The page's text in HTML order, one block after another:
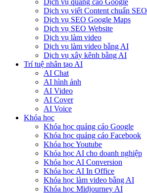
Dịch vụ quảng cáo Google
Dịch vụ viết Content chuẩn SEO
Dịch vụ SEO Google Maps
Dịch vụ SEO Website
Dịch vụ làm video
Dịch vụ làm video bằng AI
Dịch vụ xây kênh bằng AI
Trí tuệ nhân tạo AI
AI Chat
AI hình ảnh
AI Video
AI Cover
AI Voice
Khóa học
Khóa học quảng cáo Google
Khóa học quảng cáo Facebook
Khóa học Youtube
Khóa học AI cho doanh nghiệp
Khóa học AI Conversion
Khóa học AI In Office
Khóa học làm video bằng AI
Khóa học Midjourney AI